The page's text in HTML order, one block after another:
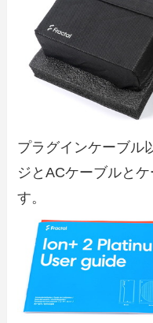
プラグインケーブル
ジとACケーブルと
す。